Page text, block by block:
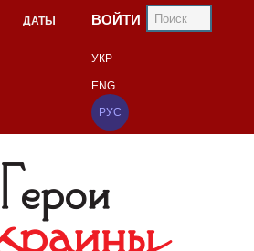
ДАТЫ ВОЙТИ
УКР
ENG
РУС